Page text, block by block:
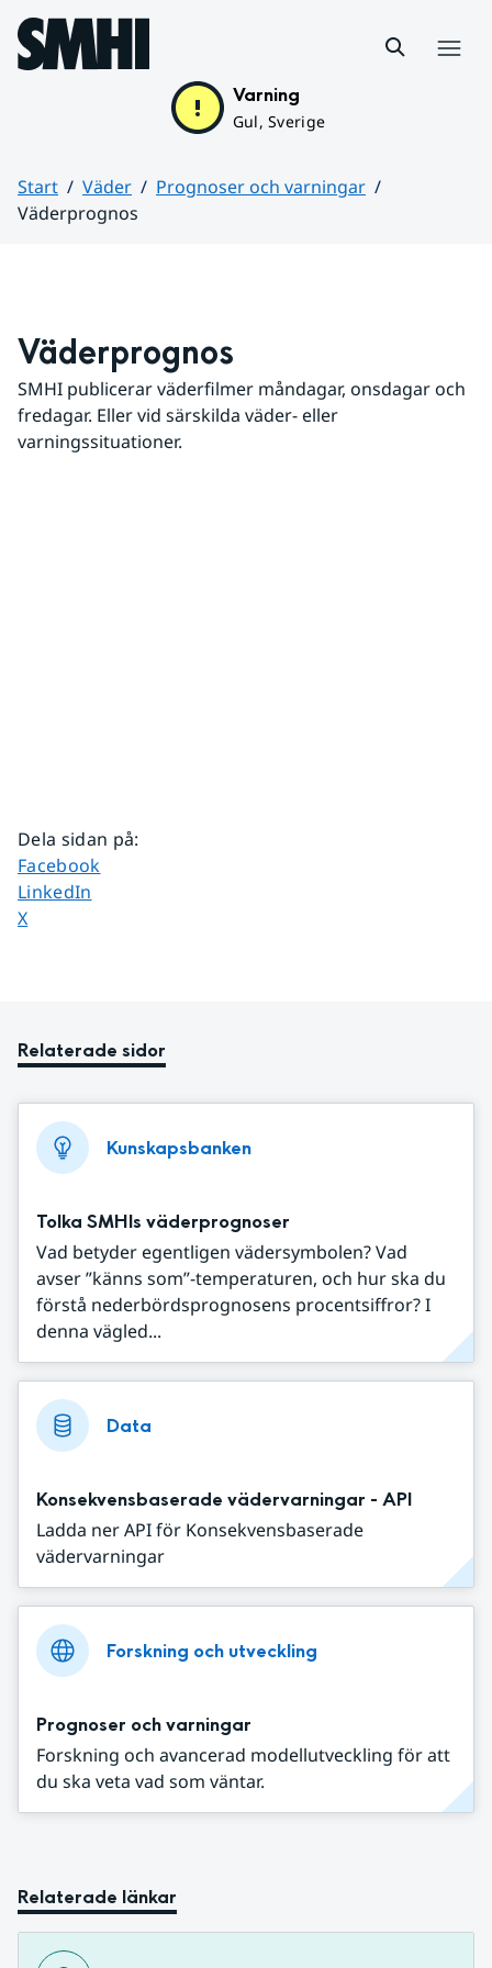
Hoppa till sidans innehåll
Varning
Gul, Sverige
Start Väder
Prognoser och varningar
Väderprognos
Väderprognos
SMHI publicerar väderfilmer måndagar, onsdagar och
fredagar. Eller vid särskilda väder- eller
varningssituationer.
Dela sidan på:
Dela sidan på
Facebook
Dela sidan på
LinkedIn
Dela sidan på
X
Relaterade sidor
Kunskapsbanken
Tolka SMHIs väderprognoser
Vad betyder egentligen vädersymbolen? Vad
avser ”känns som”-temperaturen, och hur ska du
förstå nederbördsprognosens procentsiffror? I
denna vägled...
Data
Konsekvensbaserade vädervarningar - API
Ladda ner API för Konsekvensbaserade
vädervarningar
Forskning och utveckling
Prognoser och varningar
Forskning och avancerad modellutveckling för att
du ska veta vad som väntar.
Relaterade länkar